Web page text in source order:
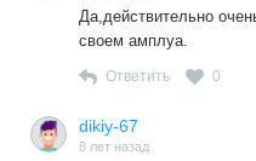
Да,действительно
своем амплуа.
Ответить 0
dikiy-67
8 лет назад